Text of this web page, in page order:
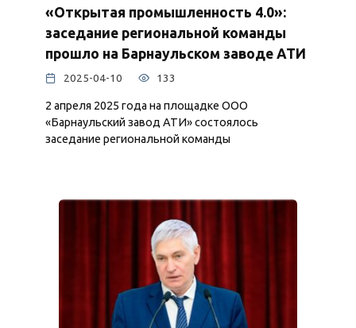
«Открытая промышленность 4.0»:
заседание региональной команды
прошло на Барнаульском заводе АТИ
2025-04-10 133
2 апреля 2025 года на площадке ООО
«Барнаульский завод АТИ» состоялось
заседание региональной команды